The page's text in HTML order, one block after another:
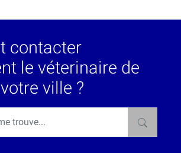
contacter
le véterinaire de
ville ?